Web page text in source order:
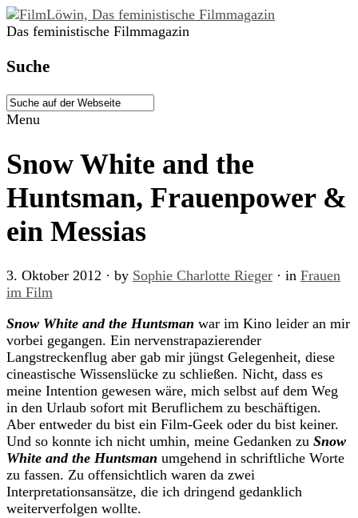
Das feministische Filmmagazin
Suche
Menu
Snow White and the
Huntsman, Frauenpower &
ein Messias
3. Oktober 2012 · by Sophie Charlotte Rieger · in Frauen
im Film
Snow White and the Huntsman war im Kino leider an mir
vorbei gegangen. Ein nervenstrapazierender
Langstreckenflug aber gab mir jüngst Gelegenheit, diese
cineastische Wissenslücke zu schließen. Nicht, dass es
meine Intention gewesen wäre, mich selbst auf dem Weg
in den Urlaub sofort mit Beruflichem zu beschäftigen.
Aber entweder du bist ein Film-Geek oder du bist keiner.
Und so konnte ich nicht umhin, meine Gedanken zu Snow
White and the Huntsman umgehend in schriftliche Worte
zu fassen. Zu offensichtlich waren da zwei
Interpretationsansätze, die ich dringend gedanklich
weiterverfolgen wollte.